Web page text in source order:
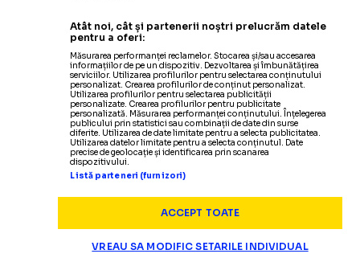
Atât noi, cât și partenerii noștri prelucrăm datele
pentru a oferi:
Măsurarea performanței reclamelor. Stocarea și/sau accesarea
informațiilor de pe un dispozitiv. Dezvoltarea și îmbunătățirea
serviciilor. Utilizarea profilurilor pentru selectarea conținutului
personalizat. Crearea profilurilor de conținut personalizat.
Utilizarea profilurilor pentru selectarea publicității
personalizate. Crearea profilurilor pentru publicitate
personalizată. Măsurarea performanței conținutului. Înțelegerea
publicului prin statistici sau combinații de date din surse
diferite. Utilizarea de date limitate pentru a selecta publicitatea.
Utilizarea datelor limitate pentru a selecta conținutul. Date
precise de geolocație și identificarea prin scanarea
dispozitivului.
Listă parteneri (furnizori)
ACCEPT TOATE
VREAU SA MODIFIC SETARILE INDIVIDUAL